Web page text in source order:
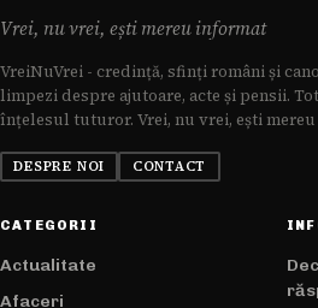
Vrei, nu vrei, ești mereu informat
VreiNuVrei - credință, sfinți români și
limpezi despre ajutoare, acte și pensii.
înțelesul tuturor. Vrei, nu vrei, ești
DESPRE NOI CONTACT
CATEGORII
Actualitate
Afaceri